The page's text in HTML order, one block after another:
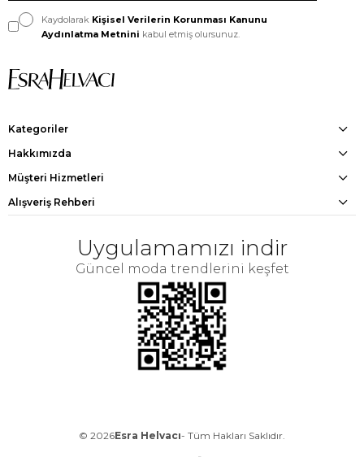
Kaydolarak Kişisel Verilerin Korunması Kanunu
Aydınlatma Metnini kabul etmiş olursunuz.
Kategoriler
Hakkımızda
Müşteri Hizmetleri
Alışveriş Rehberi
Uygulamamızı indir
Güncel moda trendlerini keşfet
© 2026Esra Helvacı- Tüm Hakları Saklıdır.